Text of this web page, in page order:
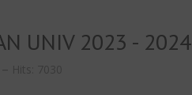
UNIV 2023 - 2024